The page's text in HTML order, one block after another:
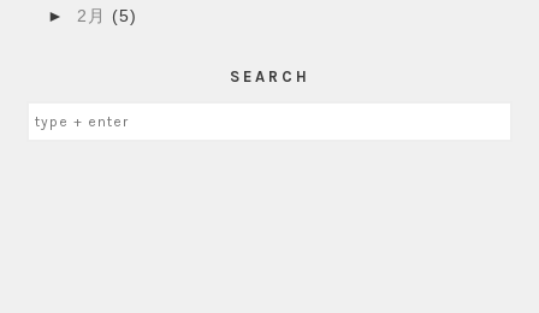
► 2月 (5)
SEARCH